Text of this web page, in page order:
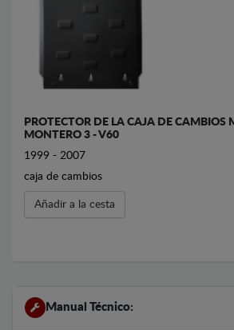
PROTECTOR DE LA CAJA DE CAMBIOS
MONTERO 3 - V60
1999 - 2007
caja de cambios
Añadir a la cesta
Manual Técnico: